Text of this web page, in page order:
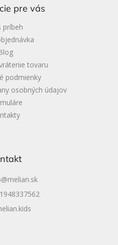
pre vás
príbeh
tovaru
podmienky
osobných údajov
@melian.sk